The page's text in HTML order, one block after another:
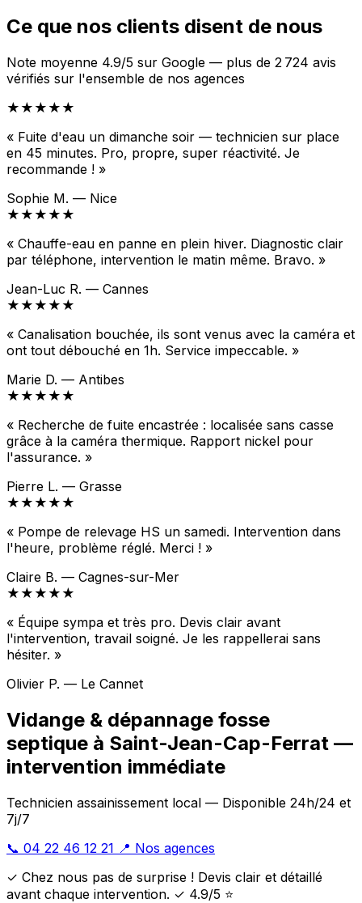
Ce que nos clients disent de nous
Note moyenne 4.9/5 sur Google — plus de 2 724 avis
vérifiés sur l'ensemble de nos agences
★★★★★
« Fuite d'eau un dimanche soir — technicien sur place
en 45 minutes. Pro, propre, super réactivité. Je
recommande ! »
Sophie M. — Nice
★★★★★
« Chauffe-eau en panne en plein hiver. Diagnostic clair
par téléphone, intervention le matin même. Bravo. »
Jean-Luc R. — Cannes
★★★★★
« Canalisation bouchée, ils sont venus avec la caméra et
ont tout débouché en 1h. Service impeccable. »
Marie D. — Antibes
★★★★★
« Recherche de fuite encastrée : localisée sans casse
grâce à la caméra thermique. Rapport nickel pour
l'assurance. »
Pierre L. — Grasse
★★★★★
« Pompe de relevage HS un samedi. Intervention dans
l'heure, problème réglé. Merci ! »
Claire B. — Cagnes-sur-Mer
★★★★★
« Équipe sympa et très pro. Devis clair avant
l'intervention, travail soigné. Je les rappellerai sans
hésiter. »
Olivier P. — Le Cannet
Vidange & dépannage fosse
septique à Saint-Jean-Cap-Ferrat —
intervention immédiate
Technicien assainissement local — Disponible 24h/24 et
7j/7
📞 04 22 46 12 21 📍 Nos agences
✓ Chez nous pas de surprise ! Devis clair et détaillé
avant chaque intervention. ✓ 4.9/5 ⭐